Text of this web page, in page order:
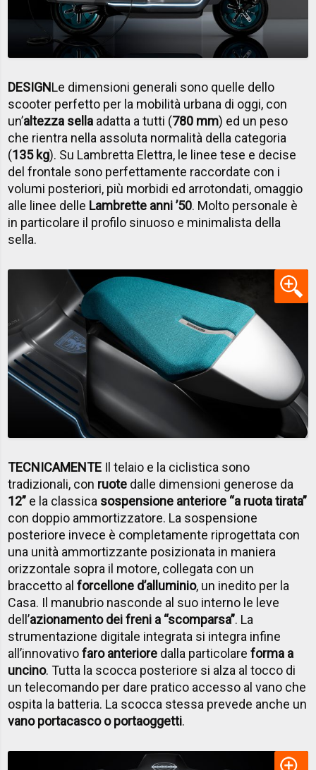
DESIGNLe dimensioni generali sono quelle dello
scooter perfetto per la mobilità urbana di oggi, con
un’altezza sella adatta a tutti (780 mm) ed un peso
che rientra nella assoluta normalità della categoria
(135 kg). Su Lambretta Elettra, le linee tese e decise
del frontale sono perfettamente raccordate con i
volumi posteriori, più morbidi ed arrotondati, omaggio
alle linee delle Lambrette anni ’50. Molto personale è
in particolare il profilo sinuoso e minimalista della
sella.
TECNICAMENTE Il telaio e la ciclistica sono
tradizionali, con ruote dalle dimensioni generose da
12” e la classica sospensione anteriore “a ruota tirata”
con doppio ammortizzatore. La sospensione
posteriore invece è completamente riprogettata con
una unità ammortizzante posizionata in maniera
orizzontale sopra il motore, collegata con un
braccetto alforcellone d’alluminio, un inedito per la
Casa. Il manubrio nasconde al suo interno le leve
dell’azionamento dei freni a “scomparsa”. La
strumentazione digitale integrata si integra infine
all’innovativofaro anteriore dalla particolareforma a
uncino. Tutta la scocca posteriore si alza al tocco di
un telecomando per dare pratico accesso al vano che
ospita la batteria. La scocca stessa prevede anche un
vano portacasco o portaoggetti.